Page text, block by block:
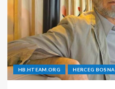
HB.HTEAM.ORG HERCEG BOSNA